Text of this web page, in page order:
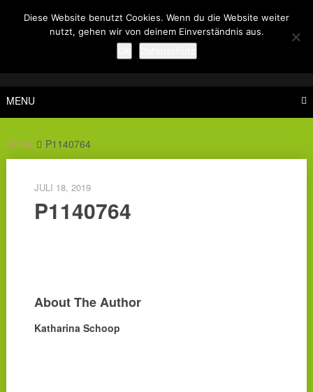
MENU
Home P1140764
JULI 18, 2019
P1140764
About The Author
Katharina Schoop
Diese Website benutzt Cookies. Wenn du die Website weiter
nutzt, gehen wir von deinem Einverständnis aus.